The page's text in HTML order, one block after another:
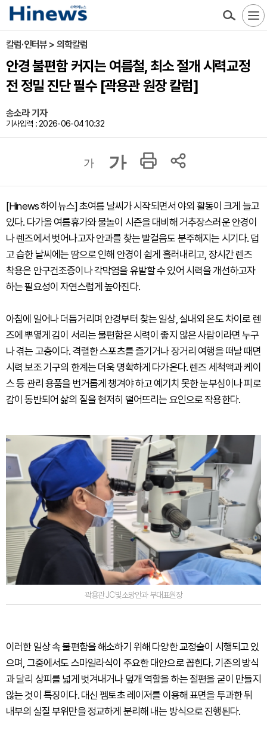
칼럼·인터뷰 > 의학칼럼
안경 불편함 커지는 여름철, 최소 절개 시력교정
전 정밀 진단 필수 [곽용관 원장 칼럼]
송소라 기자
기사입력 : 2026-06-04 10:32
가 가
[Hinews 하이뉴스] 초여름 날씨가 시작되면서 야외 활동이 크게 늘고
있다. 다가올 여름휴가와 물놀이 시즌을 대비해 거추장스러운 안경이
나 렌즈에서 벗어나고자 안과를 찾는 발걸음도 분주해지는 시기다. 덥
고 습한 날씨에는 땀으로 인해 안경이 쉽게 흘러내리고, 장시간 렌즈
착용은 안구건조증이나 각막염을 유발할 수 있어 시력을 개선하고자
하는 필요성이 자연스럽게 높아진다.
아침에 일어나 더듬거리며 안경부터 찾는 일상, 실내외 온도 차이로 렌
즈에 뿌옇게 김이 서리는 불편함은 시력이 좋지 않은 사람이라면 누구
나 겪는 고충이다. 격렬한 스포츠를 즐기거나 장거리 여행을 떠날 때면
시력 보조 기구의 한계는 더욱 명확하게 다가온다. 렌즈 세척액과 케이
스 등 관리 용품을 번거롭게 챙겨야 하고 예기치 못한 눈부심이나 피로
감이 동반되어 삶의 질을 현저히 떨어뜨리는 요인으로 작용한다.
곽용관 JC빛소망안과 부대표원장
이러한 일상 속 불편함을 해소하기 위해 다양한 교정술이 시행되고 있
으며, 그중에서도 스마일라식이 주요한 대안으로 꼽힌다. 기존의 방식
과 달리 상피를 넓게 벗겨내거나 덮개 역할을 하는 절편을 굳이 만들지
않는 것이 특징이다. 대신 펨토초 레이저를 이용해 표면을 투과한 뒤
내부의 실질 부위만을 정교하게 분리해 내는 방식으로 진행된다.